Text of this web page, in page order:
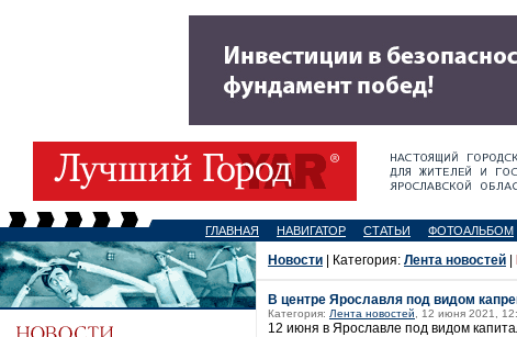
ГЛАВНАЯ НАВИГАТОР СТАТЬИ ФОТОАЛЬБОМ
Новости | Категория: Лента новостей
В центре Ярославля под видом
Категория: Лента новостей , 12 июня 2021,
12 июня в Ярославле под видом